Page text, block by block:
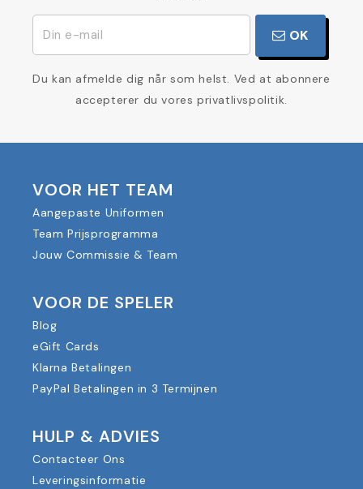
OK
Du kan afmelde dig når som helst. Ved at abonnere
accepterer du vores privatlivspolitik.
VOOR HET TEAM
Aangepaste Uniformen
Team Prijsprogramma
Jouw Commissie & Team
VOOR DE SPELER
Blog
eGift Cards
Klarna Betalingen
PayPal Betalingen in 3 Termijnen
HULP & ADVIES
Contacteer Ons
Leveringsinformatie